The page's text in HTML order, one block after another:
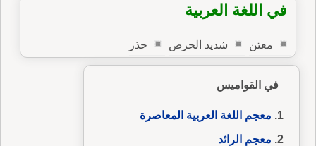
في اللغة العربية
معتن شديد الحرص حذر
في القواميس
معجم اللغة العربية المعاصرة
معجم الرائد